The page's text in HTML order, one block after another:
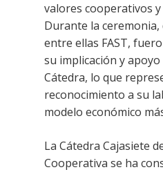
valores cooperativos
Durante la ceremonia,
entre ellas FAST,
su implicación y
Cátedra, lo que
reconocimiento a su
modelo económico
La Cátedra Cajasiete
Cooperativa se ha